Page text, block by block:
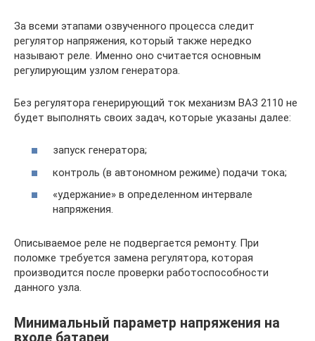
За всеми этапами озвученного процесса следит
регулятор напряжения, который также нередко
называют реле. Именно оно считается основным
регулирующим узлом генератора.
Без регулятора генерирующий ток механизм ВАЗ 2110 не
будет выполнять своих задач, которые указаны далее:
запуск генератора;
контроль (в автономном режиме) подачи тока;
«удержание» в определенном интервале
напряжения.
Описываемое реле не подвергается ремонту. При
поломке требуется замена регулятора, которая
производится после проверки работоспособности
данного узла.
Минимальный параметр напряжения на